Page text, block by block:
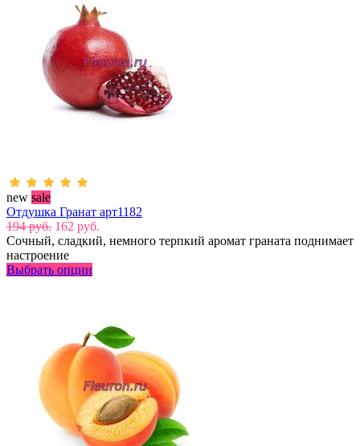
new sale
Отдушка Гранат арт1182
194 руб. 162 руб.
Сочный, сладкий, немного терпкий аромат граната поднимает
настроение
Выбрать опции